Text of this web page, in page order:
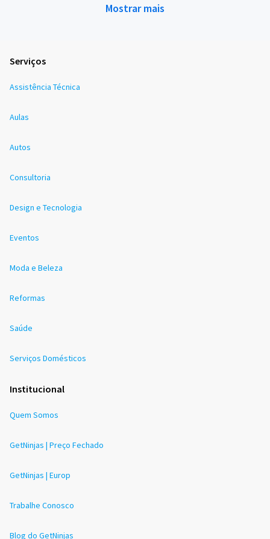
Mostrar mais
Serviços
Assistência Técnica
Aulas
Autos
Consultoria
Design e Tecnologia
Eventos
Moda e Beleza
Reformas
Saúde
Serviços Domésticos
Institucional
Quem Somos
GetNinjas | Preço Fechado
GetNinjas | Europ
Trabalhe Conosco
Blog do GetNinjas